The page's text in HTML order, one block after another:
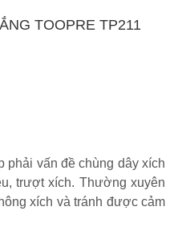
TOOPRE TP211
vấn đề chùng dây xích
trượt xích. Thường xuyên
xích và tránh được cảm